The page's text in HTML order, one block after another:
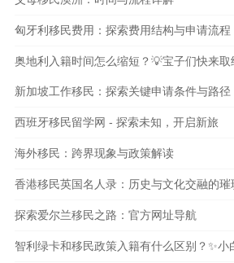
匈牙利移民费用：探索费用结构与申请流程
奥地利入籍时间怎么缩短？💡宝子们快来取
新加坡工作移民：探索关键申请条件与路径
西班牙移民留学网 - 探索未知，开启新旅
海外移民：跨界现象与政策解读
香港移民英国名人录：历史与文化交融的璀
探索爱尔兰移民之路：官方网址导航
智利绿卡和移民政策入籍有什么区别？✨小